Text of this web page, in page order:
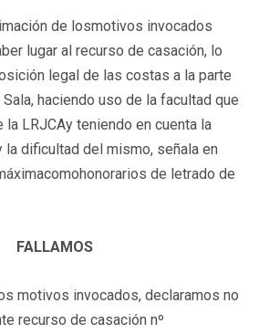
de losmotivos invocados
lugar al recurso de casación, lo
legal de las costas a la parte
haciendo uso de la facultad que
la LRJCAy teniendo en cuenta la
dificultad del mismo, señala en
de letrado de
FALLAMOS
motivos invocados, declaramos no
recurso de casación nº